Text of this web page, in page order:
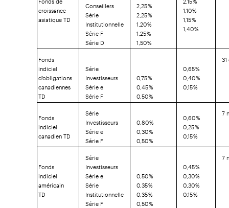
croissance
asiatique TD
Conseillers
Série
Institutionnelle
Série F
Série D
2,25 %
2,25 %
1,20 %
1,25 %
1,50 %
1,10 %
1,15 %
1,40 %
Fonds
indiciel
d'obligations
canadiennes
TD
Série
Investisseurs
Série e
Série F
0,75 %
0,45 %
0,50 %
0,65 %
0,40 %
0,15 %
Fonds
indiciel
canadien TD
Série
Investisseurs
Série e
Série F
0,80 %
0,30 %
0,50 %
0,60 %
0,25 %
0,15 %
7
Fonds
indiciel
américain
TD
Série
Investisseurs
Série e
Série
Institutionnelle
Série F
0,50 %
0,35 %
0,35 %
0,50 %
0,45 %
0,30 %
0,30 %
0,15 %
7